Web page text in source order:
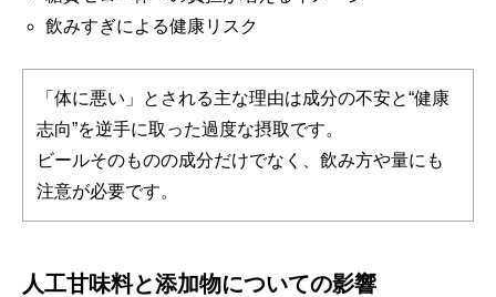
飲みすぎによる健康リスク
「体に悪い」とされる主な理由は成分の不安と“健康
志向”を逆手に取った過度な摂取です。
ビールそのものの成分だけでなく、飲み方や量にも
注意が必要です。
人工甘味料と添加物についての影響